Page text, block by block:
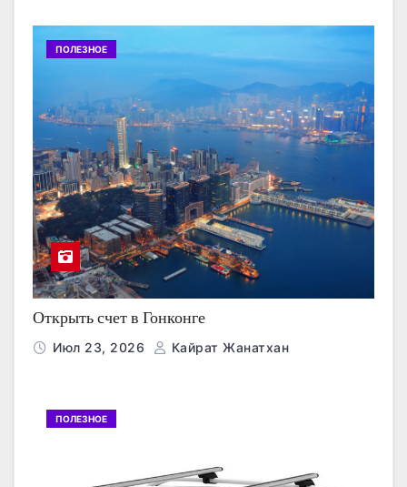
ПОЛЕЗНОЕ
Открыть счет в Гонконге
Июл 23, 2026 Кайрат Жанатхан
ПОЛЕЗНОЕ